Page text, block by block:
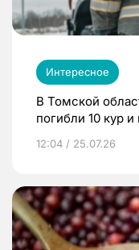
Интересное
В Томской
погибли 10 кур и
12:04 / 25.07.26